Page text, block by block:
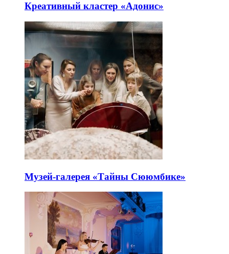
Креативный кластер «Адонис»
Музей-галерея «Тайны Сююмбике»